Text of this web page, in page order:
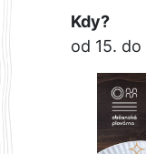
Kdy?
od 15.